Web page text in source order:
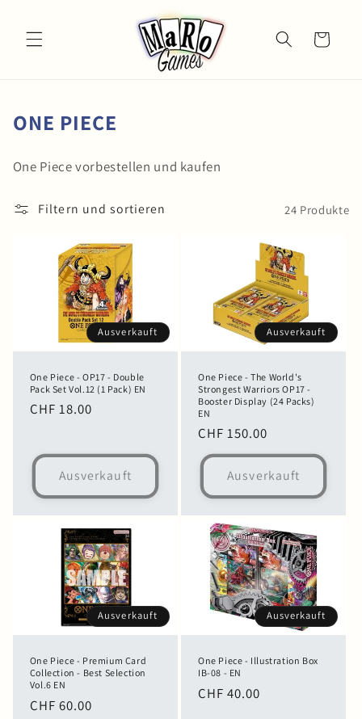
Inhalt
Warenkorb
K
T
E
ONE PIECE
One Piecevorbestellen und kaufen
Filtern und sortieren 24 Produkte
Ausverkauft
One Piece - OP17 - Double
Pack Set Vol.12 (1 Pack) EN
Normaler
CHF 18.00
Ausverkauft
Ausverkauft
One Piece - The World's
Strongest Warriors OP17 -
Booster Display (24 Packs)
EN
Normaler
Preis
CHF 150.00
Ausverkauft
Ausverkauft
One Piece - Premium Card
Collection - Best Selection
Vol.6 EN
Normaler
CHF 60.00
Ausverkauft
One Piece - Illustration Box
IB-08 - EN
Normaler
CHF 40.00